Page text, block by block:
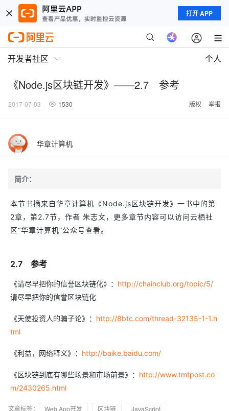
打开 APP
开发者社区 个人
《Node.js区块链开发》——2.7 参考
2017-07-03 1530 版权 举报
华章计算机
简介：
本节书摘来自华章计算机《Node.js区块链开发》一书中的第
2章，第2.7节，作者 朱志文，更多章节内容可以访问云栖社
区“华章计算机”公众号查看。
2.7 参考
《请尽早把你的信誉区块链化》： http://chainclub.org/topic/5/
请尽早把你的信誉区块链化
《天使投资人的骗子论》： http://8btc.com/thread-32135-1-1.h
tml
《利益，网络释义》： http://baike.baidu.com/
《区块链到底有哪些场景和市场前景》： http://www.tmtpost.co
m/2430265.html
文章标签： Web App开发 区块链
JavaScript